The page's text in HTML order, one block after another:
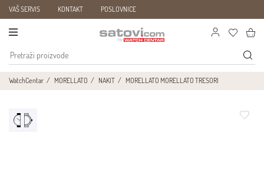
VAŠ SERVIS KONTAKT POSLOVNICE
WatchCentar MORELLATO NAKIT MORELLATO MORELLATO TRESORI